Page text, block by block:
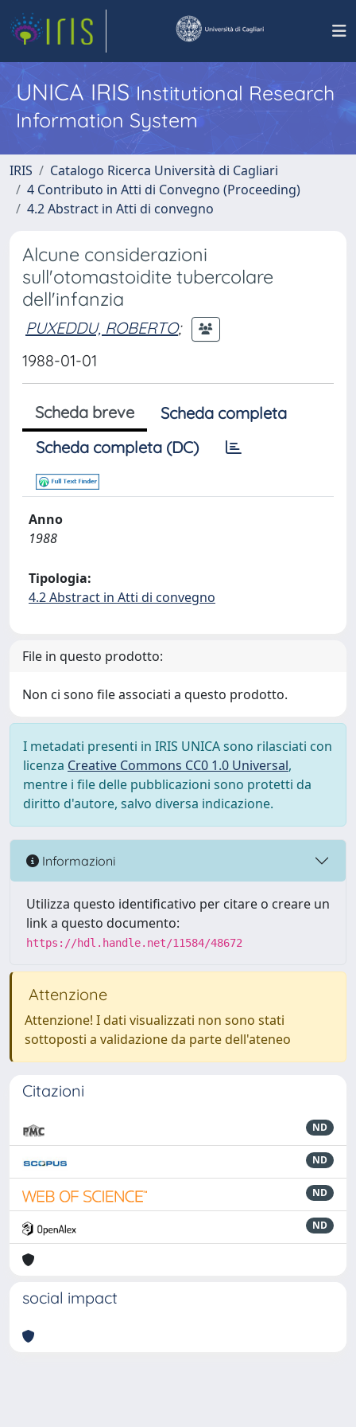
UNICA IRISInstitutional Research
Information System
IRIS
Catalogo Ricerca Università di Cagliari
4 Contributo in Atti di Convegno (Proceeding)
4.2 Abstract in Atti di convegno
Alcune considerazioni
sull'otomastoidite tubercolare
dell'infanzia
PUXEDDU, ROBERTO;
1988-01-01
Scheda breve
Scheda completa
Scheda completa (DC)
Anno
1988
Tipologia:
4.2 Abstract in Atti di convegno
File in questo prodotto:
Non ci sono file associati a questo prodotto.
I metadati presenti in IRIS UNICA sono rilasciati con
licenza Creative Commons CC0 1.0 Universal,
mentre i file delle pubblicazioni sono protetti da
diritto d'autore, salvo diversa indicazione.
Informazioni
Utilizza questo identificativo per citare o creare un
link a questo documento:
https://hdl.handle.net/11584/48672
Attenzione
Attenzione! I dati visualizzati non sono stati
sottoposti a validazione da parte dell'ateneo
Citazioni
ND
ND
ND
ND
social impact